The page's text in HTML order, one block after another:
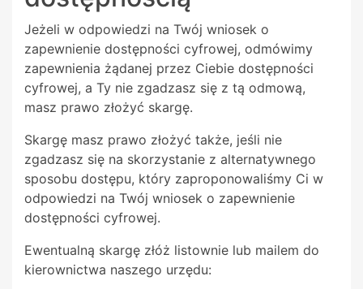
Jeżeli w odpowiedzi na Twój wniosek o
zapewnienie dostępności cyfrowej, odmówimy
zapewnienia żądanej przez Ciebie dostępności
cyfrowej, a Ty nie zgadzasz się z tą odmową,
masz prawo złożyć skargę.
Skargę masz prawo złożyć także, jeśli nie
zgadzasz się na skorzystanie z alternatywnego
sposobu dostępu, który zaproponowaliśmy Ci w
odpowiedzi na Twój wniosek o zapewnienie
dostępności cyfrowej.
Ewentualną skargę złóż listownie lub mailem do
kierownictwa naszego urzędu: